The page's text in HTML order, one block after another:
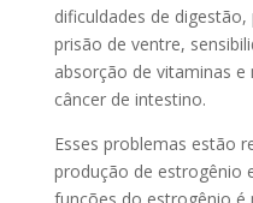
dificuldades de
prisão de ventre,
absorção de vitaminas
câncer de intestino.
Esses problemas estão
produção de estrogênio